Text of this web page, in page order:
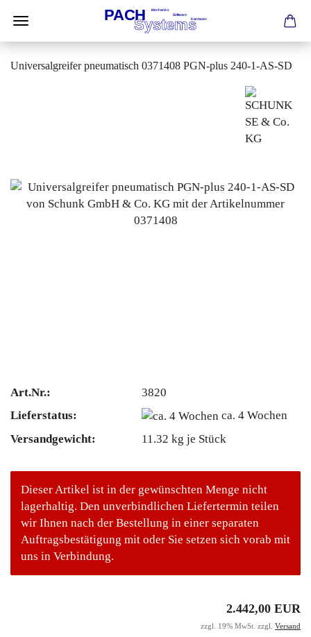
Universalgreifer pneumatisch 0371408 PGN-plus 240-1-AS-SD
Art.Nr.:
3820
Lieferstatus:
ca. 4 Wochen
Versandgewicht:
11.32 kg je Stück
Dieser Artikel ist in der gewünschten Menge nicht
lagerhaltig. Den unverbindlichen Liefertermin teilen
wir Ihnen nach der Bestellung in einer separaten
Auftragsbestätigung mit oder Sie setzen sich vorab mit
uns in Verbindung.
2.442,00 EUR
zzgl. 19% MwSt. zzgl. Versand